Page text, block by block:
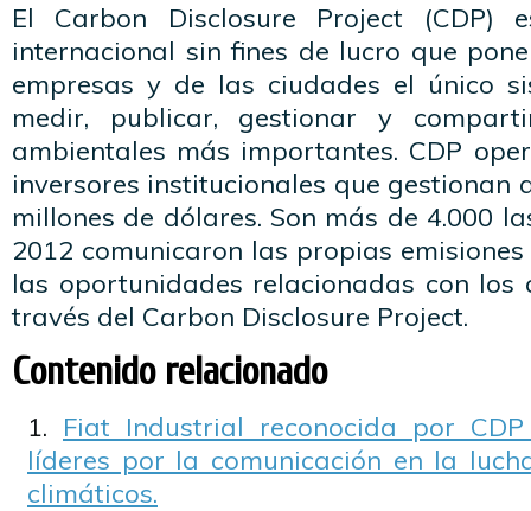
El Carbon Disclosure Project (CDP)
internacional sin fines de lucro que
empresas y de las ciudades el único
medir, publicar, gestionar y
ambientales más importantes. CDP
inversores institucionales que gestionan
millones de dólares. Son más de 4.000
2012 comunicaron las propias emisiones
las oportunidades relacionadas con los
través del Carbon Disclosure Project.
Contenido relacionado
Fiat Industrial reconocida por
líderes por la comunicación en la
climáticos.